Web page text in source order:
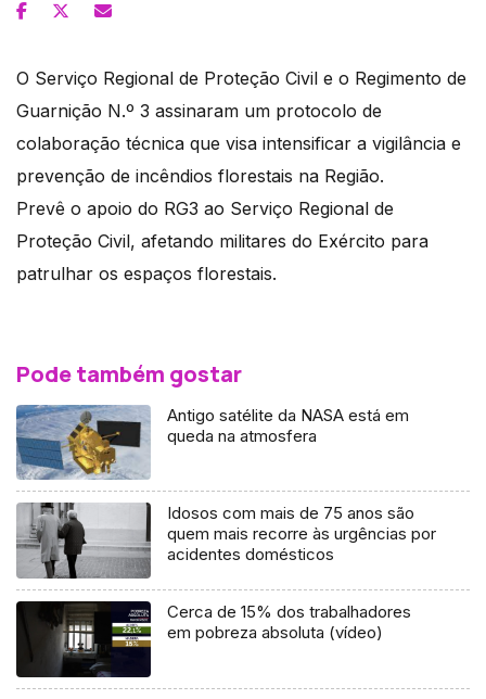
O Serviço Regional de Proteção Civil e o Regimento de
Guarnição N.º 3 assinaram um protocolo de
colaboração técnica que visa intensificar a vigilância e
prevenção de incêndios florestais na Região.
Prevê o apoio do RG3 ao Serviço Regional de
Proteção Civil, afetando militares do Exército para
patrulhar os espaços florestais.
Pode também gostar
Antigo satélite da NASA está em
queda na atmosfera
Idosos com mais de 75 anos são
quem mais recorre às urgências por
acidentes domésticos
Cerca de 15% dos trabalhadores
em pobreza absoluta (vídeo)